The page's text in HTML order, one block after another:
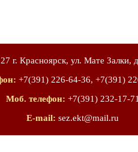
г. Красноярск, ул. Мате Залки,
+7(391) 226-64-36, +7(391)
Моб. телефон: +7(391) 232-17-71
E-mail: sez.ekt@mail.ru